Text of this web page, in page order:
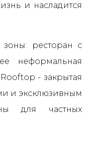
и насладится
ресторан с
неформальная
- закрытая
и эксклюзивным
для частных